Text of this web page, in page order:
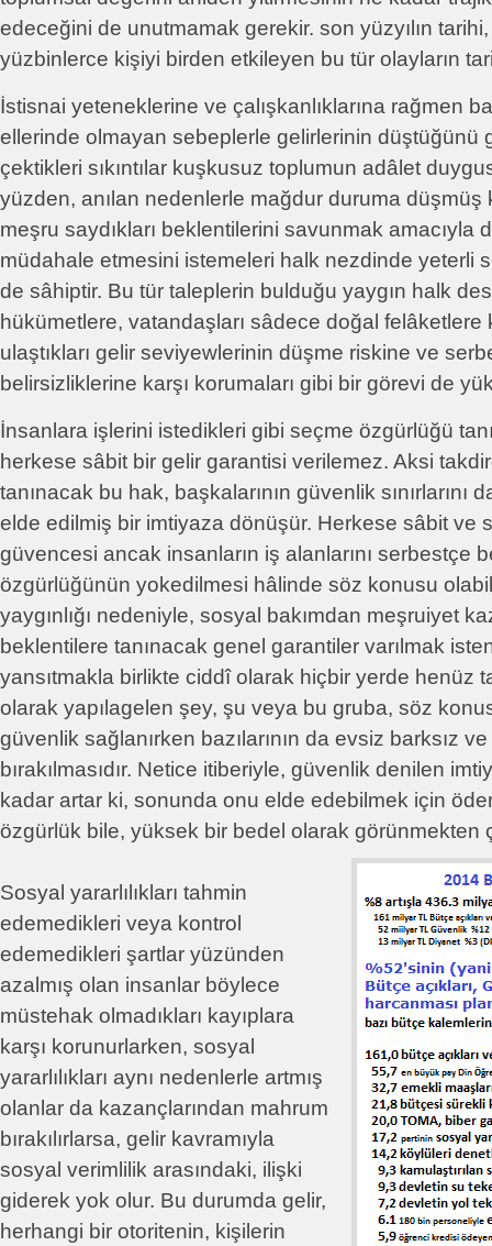
edeceğini de unutmamak gerekir. son yüzyılın tarihi,
yüzbinlerce kişiyi birden etkileyen bu tür olayların
İstisnai yeteneklerine ve çalışkanlıklarına rağmen
ellerinde olmayan sebeplerle gelirlerinin düştüğünü
çektikleri sıkıntılar kuşkusuz toplumun adâlet
yüzden, anılan nedenlerle mağdur duruma düşmüş
meşru saydıkları beklentilerini savunmak amacıyla
müdahale etmesini istemeleri halk nezdinde yeterli
de sâhiptir. Bu tür taleplerin bulduğu yaygın halk
hükümetlere, vatandaşları sâdece doğal felâketlere
ulaştıkları gelir seviyewlerinin düşme riskine ve
belirsizliklerine karşı korumaları gibi bir görevi de
İnsanlara işlerini istedikleri gibi seçme özgürlüğü
herkese sâbit bir gelir garantisi verilemez. Aksi
tanınacak bu hak, başkalarının güvenlik sınırlarını
elde edilmiş bir imtiyaza dönüşür. Herkese sâbit ve
güvencesi ancak insanların iş alanlarını serbestçe
özgürlüğünün yokedilmesi hâlinde söz konusu
yaygınlığı nedeniyle, sosyal bakımdan meşruiyet
beklentilere tanınacak genel garantiler varılmak
yansıtmakla birlikte ciddî olarak hiçbir yerde henüz
olarak yapılagelen şey, şu veya bu gruba, söz
güvenlik sağlanırken bazılarının da evsiz barksız
bırakılmasıdır. Netice itiberiyle, güvenlik denilen
kadar artar ki, sonunda onu elde edebilmek için
özgürlük bile, yüksek bir bedel olarak görünmekten
Sosyal yararlılıkları tahmin
edemedikleri veya kontrol
edemedikleri şartlar yüzünden
azalmış olan insanlar böylece
müstehak olmadıkları kayıplara
karşı korunurlarken, sosyal
yararlılıkları aynı nedenlerle artmış
olanlar da kazançlarından mahrum
bırakılırlarsa, gelir kavramıyla
sosyal verimlilik arasındaki, ilişki
giderek yok olur. Bu durumda gelir,
herhangi bir otoritenin, kişilerin